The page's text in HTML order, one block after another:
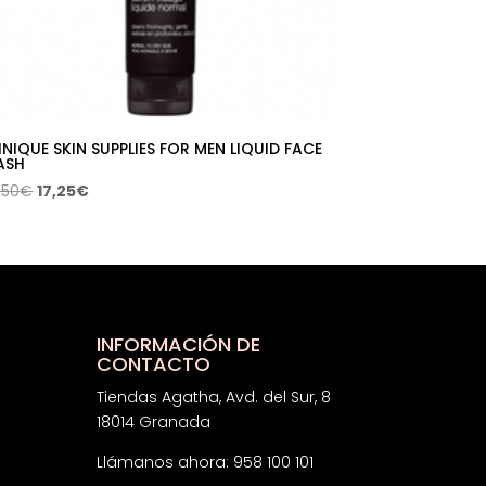
SKIN SUPPLIES FOR MEN LIQUID FACE
€El
era:
17,25€El
es:
INFORMACIÓN DE
CONTACTO
Tiendas Agatha, Avd. del Sur, 8
18014 Granada
Llámanos ahora: 958 100 101